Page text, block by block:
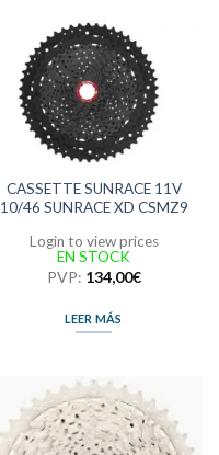
CASSETTE SUNRACE 11V
10/46 SUNRACE XD CSMZ9
Login to view prices
EN STOCK
PVP: 134,00€
LEER MÁS